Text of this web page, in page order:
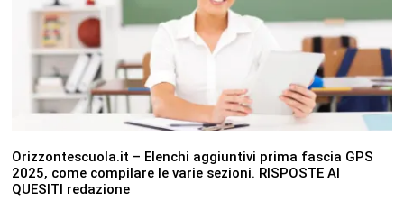
Orizzontescuola.it – Elenchi aggiuntivi prima fascia GPS
2025, come compilare le varie sezioni. RISPOSTE AI
QUESITI redazione